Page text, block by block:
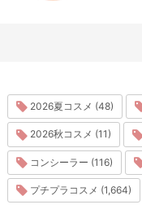
2026夏コスメ (48)
2026秋コスメ (11)
コンシーラー (116)
プチプラコスメ (1,664)